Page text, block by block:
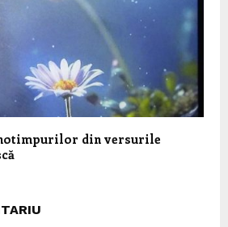
din versurile